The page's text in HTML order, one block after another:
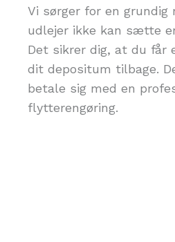
Vi sørger for en grundig
udlejer ikke kan sætte
Det sikrer dig, at du får
dit depositum tilbage.
betale sig med en
flytterengøring.